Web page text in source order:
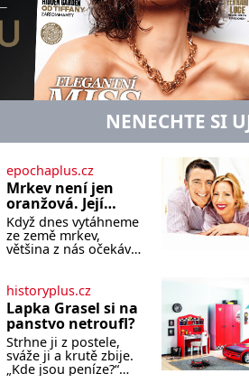
NENECHTE SI
epochaplus.cz
Mrkev není jen
oranžová. Její
neuvěřitelný
příběh začíná
fialovou barvou
Když dnes vytáhneme
ze země mrkev,
většina z nás očekává
historie je mrkev
všechno možné, jen
ne oranžová. Je
fialová, žlutá, bílá,
někdy dokonce téměř
černá. Až díky stovkám
let pečlivého šlechtění
historyplus.cz
Lapka Grasel si na
panstvo netroufl?
Strhne ji z postele,
sváže ji a krutě zbije.
„Kde jsou peníze?“